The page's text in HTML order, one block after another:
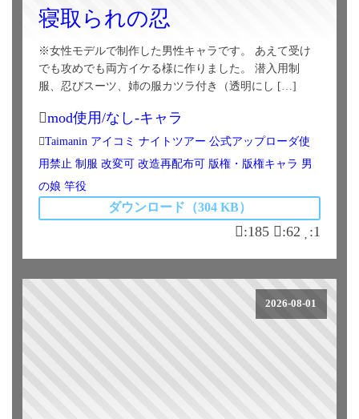
寝取られの忍
※女性モデルで制作した男性キャラです。 あえて受け
でも攻めでも両方イケる様に作りました。 潜入用制
服、忍びスーツ、姉の服カツラ付き（透明にし […]
mod使用/なし-キャラ
Taimanin アイコミ ナイトツアー 公式アップローダ使
用禁止 制服 改変可 改造再配布可 版権・版権キャラ 男
の娘 竿役
ダウンロード（304 KB）
:185 :62 :1
2026-08-01